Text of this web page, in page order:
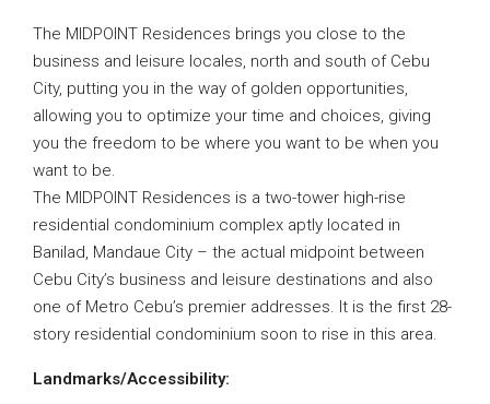
The MIDPOINT Residences brings you close to the
business and leisure locales, north and south of Cebu
City, putting you in the way of golden opportunities,
allowing you to optimize your time and choices, giving
you the freedom to be where you want to be when you
want to be.
The MIDPOINT Residences is a two-tower high-rise
residential condominium complex aptly located in
Banilad, Mandaue City – the actual midpoint between
Cebu City’s business and leisure destinations and also
one of Metro Cebu’s premier addresses. It is the first 28-
story residential condominium soon to rise in this area.
Landmarks/Accessibility: